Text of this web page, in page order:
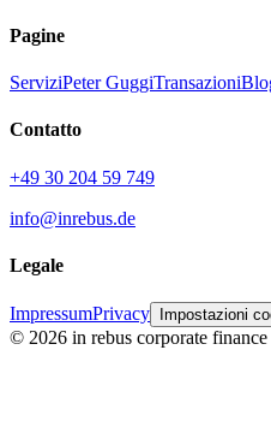
Pagine
ServiziPeter GuggiTransazioni
Contatto
+49 30 204 59 749
info@inrebus.de
Legale
ImpressumPrivacy Impostazioni
© 2026 in rebus corporate